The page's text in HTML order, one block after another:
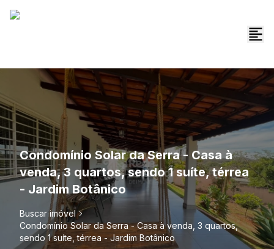
Condomínio Solar da Serra - Casa à
venda, 3 quartos, sendo 1 suíte, térrea
- Jardim Botânico
Buscar imóvel
Condomínio Solar da Serra - Casa à venda, 3 quartos,
sendo 1 suíte, térrea - Jardim Botânico